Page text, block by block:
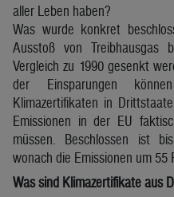
aller Leben haben?
Was wurde konkret
Ausstoß von
Vergleich zu 1990 gesenkt
der Einsparungen
Klimazertifikaten in
Emissionen in der EU
müssen. Beschlossen ist
wonach die Emissionen um 55
Was sind Klimazertifikate aus